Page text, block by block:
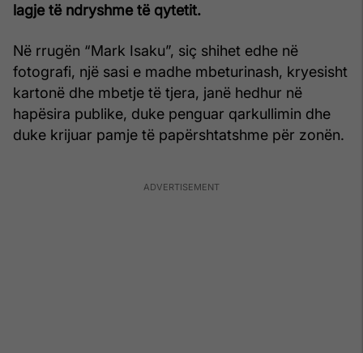
lagje të ndryshme të qytetit.
Në rrugën “Mark Isaku”, siç shihet edhe në
fotografi, një sasi e madhe mbeturinash, kryesisht
kartonë dhe mbetje të tjera, janë hedhur në
hapësira publike, duke penguar qarkullimin dhe
duke krijuar pamje të papërshtatshme për zonën.